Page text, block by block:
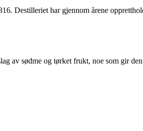
Destilleriet har gjennom årene
av sødme og tørket frukt, noe som gir